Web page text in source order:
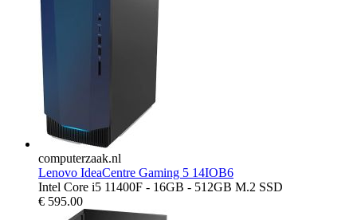
computerzaak.nl
Lenovo IdeaCentre Gaming 5 14IOB6
Intel Core i5 11400F - 16GB - 512GB M.2 SSD
€ 595.00